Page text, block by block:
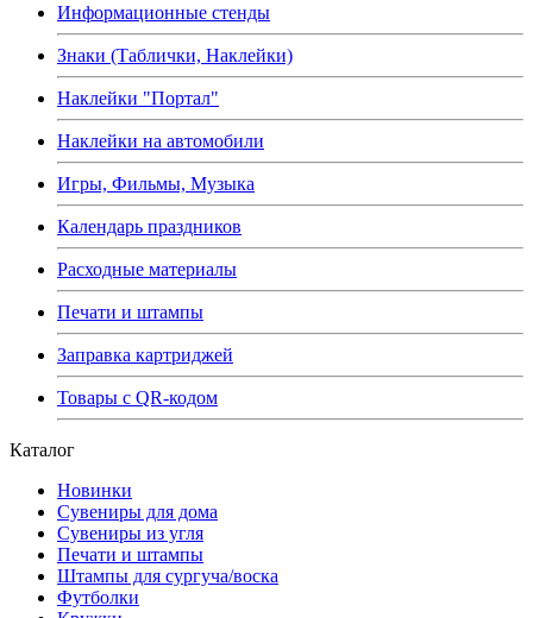
Информационные стенды
Знаки (Таблички, Наклейки)
Наклейки "Портал"
Наклейки на автомобили
Игры, Фильмы, Музыка
Календарь праздников
Расходные материалы
Печати и штампы
Заправка картриджей
Товары с QR-кодом
Каталог
Новинки
Сувениры для дома
Сувениры из угля
Печати и штампы
Штампы для сургуча/воска
Футболки